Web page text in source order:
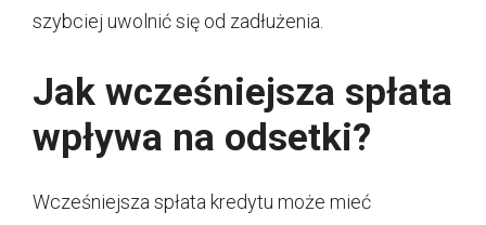
szybciej uwolnić się od zadłużenia.
Jak wcześniejsza spłata
wpływa na odsetki?
Wcześniejsza spłata kredytu może mieć